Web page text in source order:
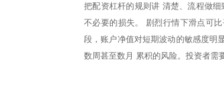
把配资杠杆的规则讲 清楚、流程做
不必要的损失。 剧烈行情下滑点可
段，账户净值对短期波动的敏感度明
数周甚至数月 累积的风险。投资者需